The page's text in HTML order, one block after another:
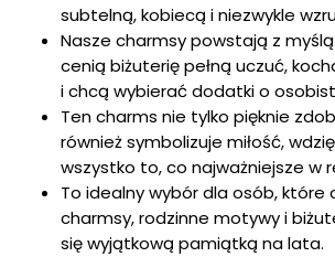
subtelną, kobiecą i niezwykle
Nasze charmsy powstają z
cenią biżuterię pełną uczuć,
i chcą wybierać dodatki o
Ten charms nie tylko pięknie
również symbolizuje miłość,
wszystko to, co najważniejsze w
To idealny wybór dla osób, które
charmsy, rodzinne motywy i
się wyjątkową pamiątką na lata.